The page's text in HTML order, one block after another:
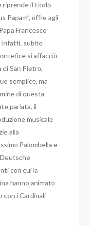
riprende il titolo
Papam”, offre agli
Francesco
Infatti, subito
si affacciò
di San Pietro,
semplice, ma
di questa
parlata, il
musicale
alla
Palombella e
con cui la
hanno animato
con i Cardinali